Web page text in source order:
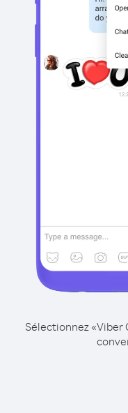
Sélectionnez «Viber